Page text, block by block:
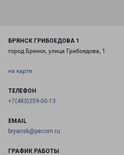
БРЯНСК ГРИБОЕДОВА 1
город Брянск, улица Грибоедова, 1
на карте
ТЕЛЕФОН
+7(483)259-00-13
EMAIL
bryansk@pecom.ru
ГРАФИК РАБОТЫ